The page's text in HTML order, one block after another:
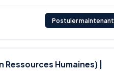
Postuler maintenant
Humaines) |